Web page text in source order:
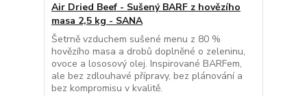
Air Dried Beef - Sušený BARF z hovězího
masa 2,5 kg - SANA
Šetrně vzduchem sušené menu z 80 %
hovězího masa a drobů doplněné o zeleninu,
ovoce a lososový olej. Inspirované BARFem,
ale bez zdlouhavé přípravy, bez plánování a
bez kompromisu v kvalitě.